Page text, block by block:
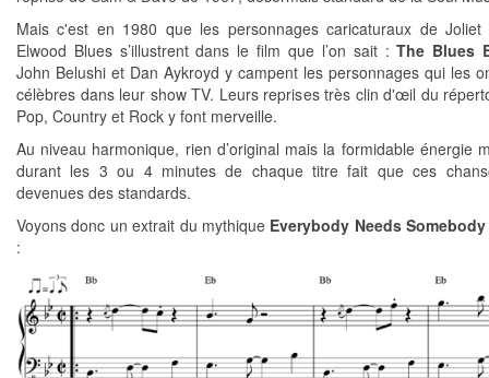
Mais c'est en 1980 que les personnages caricaturaux de Joliet
Elwood Blues s’illustrent dans le film que l’on sait :The Blues
John Belushi et Dan Aykroyd y campent les personnages qui les
célèbres dans leur show TV. Leurs reprises très clin d'œil du
Pop, Country et Rock y font merveille.
Au niveau harmonique, rien d’original mais la formidable énergie
durant les 3 ou 4 minutes de chaque titre fait que ces
devenues des standards.
Voyons donc un extrait du mythique Everybody Needs
: